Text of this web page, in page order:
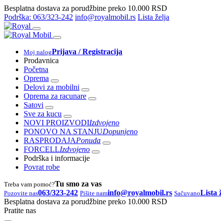
Besplatna dostava za porudžbine preko 10.000 RSD
Podrška: 063/323-242 info@royalmobil.rs Lista želja
Moj nalogPrijava / Registracija
Prodavnica
Početna
Oprema
Delovi za mobilni
Oprema za racunare
Satovi
Sve za kucu
NOVI PROIZVODIIzdvojeno
PONOVO NA STANJUDopunjeno
RASPRODAJAPonuda
FORCELLIzdvojeno
Podrška i informacije
Povrat robe
Treba vam pomoć?Tu smo za vas
Pozovite nas063/323-242 Pišite naminfo@royalmobil.rs SačuvanoLista
Besplatna dostava za porudžbine preko 10.000 RSD
Pratite nas